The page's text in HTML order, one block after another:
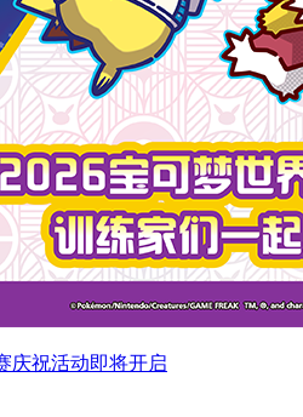
庆祝活动即将开启